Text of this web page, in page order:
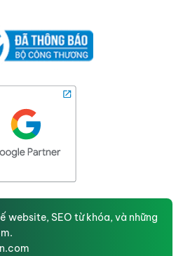
website, SEO từ khóa, và những